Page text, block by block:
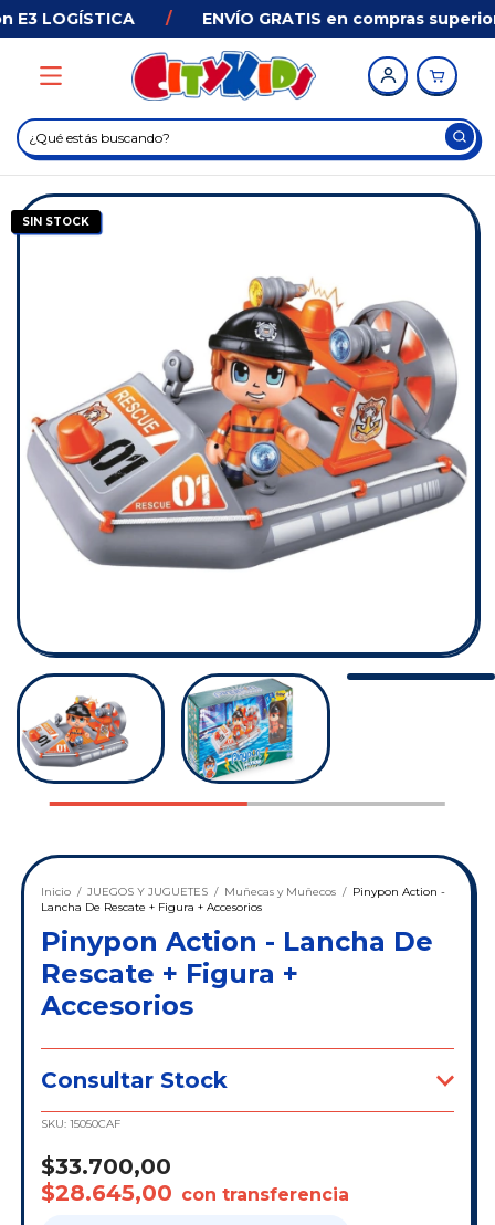
LOGÍSTICA ENVÍO GRATIS en compras
SIN STOCK
Inicio / JUEGOS Y JUGUETES / Muñecas y Muñecos / Pinypon Action -
Lancha De Rescate + Figura + Accesorios
Pinypon Action - Lancha De
Rescate + Figura +
Accesorios
Consultar Stock
SKU: 15050CAF
$33.700,00
$28.645,00 con transferencia